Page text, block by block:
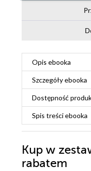
Opis ebooka
Szczegółyebooka
Dostępność
Spis treściebooka
Kup w
rabatem